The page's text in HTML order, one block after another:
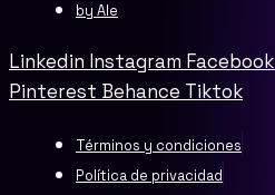
by Ale
Linkedin Instagram Facebook
Pinterest Behance Tiktok
Términos y condiciones
Política de privacidad